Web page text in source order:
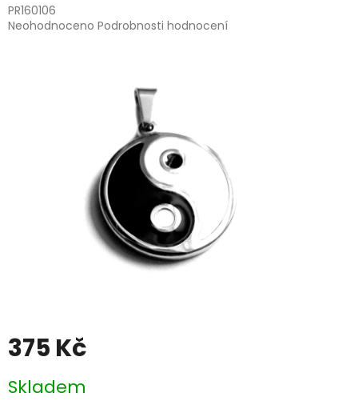
PR160106
Průměrné
Neohodnoceno Podrobnosti hodnocení
375 Kč
cena:
Skladem